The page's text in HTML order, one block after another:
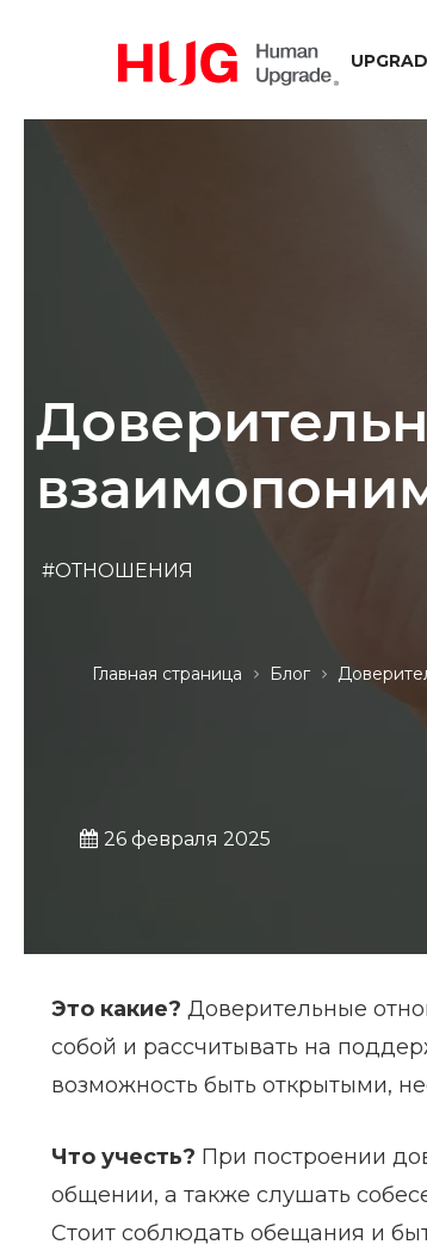
Главная страница Блог
#ОТНОШЕНИЯ
26 февраля 2025
Это какие? Доверительные
собой и рассчитывать на
возможность быть открытыми,
Что учесть? При построении
общении, а также слушать
Стоит соблюдать обещания и